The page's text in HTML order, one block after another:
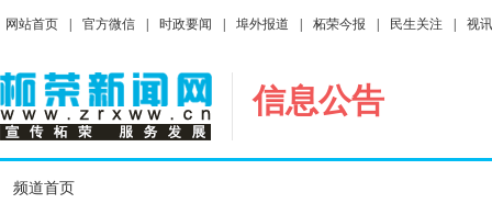
网站首页 官方微信 时政要闻 埠外报道 柘荣今报 民生关注 视
信息公告
频道首页